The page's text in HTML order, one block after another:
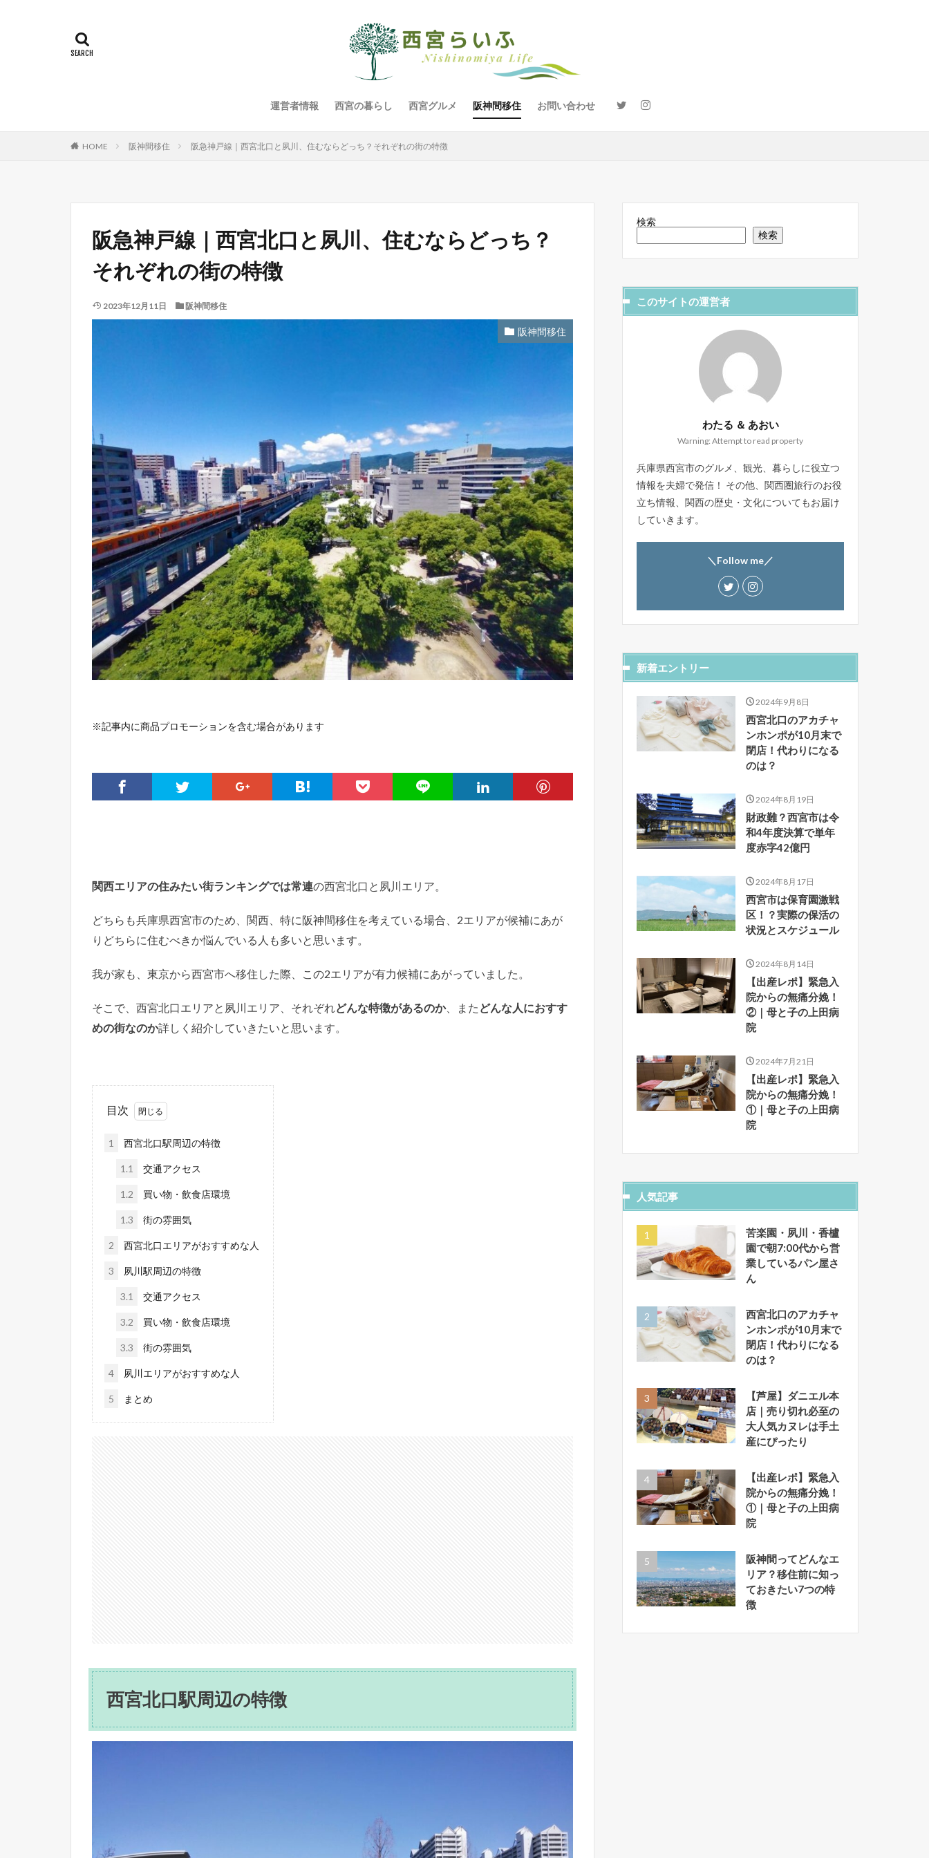
運営者情報 西宮の暮らし 西宮グルメ 阪神間移住 お問い合わせ
HOME 阪神間移住 阪急神戸線｜西宮北口と夙川、住むならどっち？それぞれの街の特徴
阪急神戸線｜西宮北口と夙川、住むならどっち？
それぞれの街の特徴
2023年12月11日 阪神間移住
阪神間移住
※記事内に商品プロモーションを含む場合があります
関西エリアの住みたい街ランキングでは常連の西宮北口と夙川エリア。
どちらも兵庫県西宮市のため、関西、特に阪神間移住を考えている場合、2エリアが候補にあが
りどちらに住むべきか悩んでいる人も多いと思います。
我が家も、東京から西宮市へ移住した際、この2エリアが有力候補にあがっていました。
そこで、西宮北口エリアと夙川エリア、それぞれどんな特徴があるのか、また どんな人におすす
めの街なのか詳しく紹介していきたいと思います。
目次
1 西宮北口駅周辺の特徴
1.1 交通アクセス
1.2 買い物・飲食店環境
1.3 街の雰囲気
2 西宮北口エリアがおすすめな人
3 夙川駅周辺の特徴
3.1 交通アクセス
3.2 買い物・飲食店環境
3.3 街の雰囲気
4 夙川エリアがおすすめな人
5 まとめ
西宮北口駅周辺の特徴
検索
検索
このサイトの運営者
わたる ＆ あおい
Warning: Attempt to read property
兵庫県西宮市のグルメ、観光、暮らしに役立つ
情報を夫婦で発信！ その他、関西圏旅行のお役
立ち情報、関西の歴史・文化についてもお届け
していきます。
＼Follow me／
新着エントリー
2024年9月8日
西宮北口のアカチャ
ンホンポが10月末で
閉店！代わりになる
のは？
2024年8月19日
財政難？西宮市は令
和4年度決算で単年
度赤字42億円
2024年8月17日
西宮市は保育園激戦
区！？実際の保活の
状況とスケジュール
2024年8月14日
【出産レポ】緊急入
院からの無痛分娩！
②｜母と子の上田病
院
2024年7月21日
【出産レポ】緊急入
院からの無痛分娩！
①｜母と子の上田病
院
人気記事
苦楽園・夙川・香櫨
園で朝7:00代から営
業しているパン屋さ
ん
西宮北口のアカチャ
ンホンポが10月末で
閉店！代わりになる
のは？
【芦屋】ダニエル本
店｜売り切れ必至の
大人気カヌレは手土
産にぴったり
【出産レポ】緊急入
院からの無痛分娩！
①｜母と子の上田病
院
阪神間ってどんなエ
リア？移住前に知っ
ておきたい7つの特
徴